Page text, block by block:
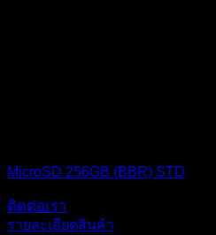
MicroSD 256GB (BBR) STD
ติดต่อเรา
รายละเอียดสินค้า